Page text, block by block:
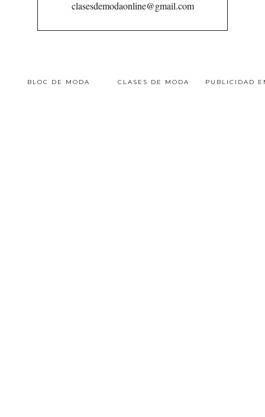
clasesdemodaonline@gmail.com
BLOC DE MODA CLASES DE MODA PUBLICIDAD